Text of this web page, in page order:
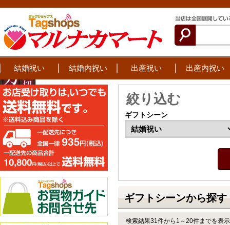
結婚祝い 結婚内祝い 出産祝い 出産内祝い
絞り込む
ギフトシーン
ギフトシーンから探
検索結果31件から1～20件までを表示